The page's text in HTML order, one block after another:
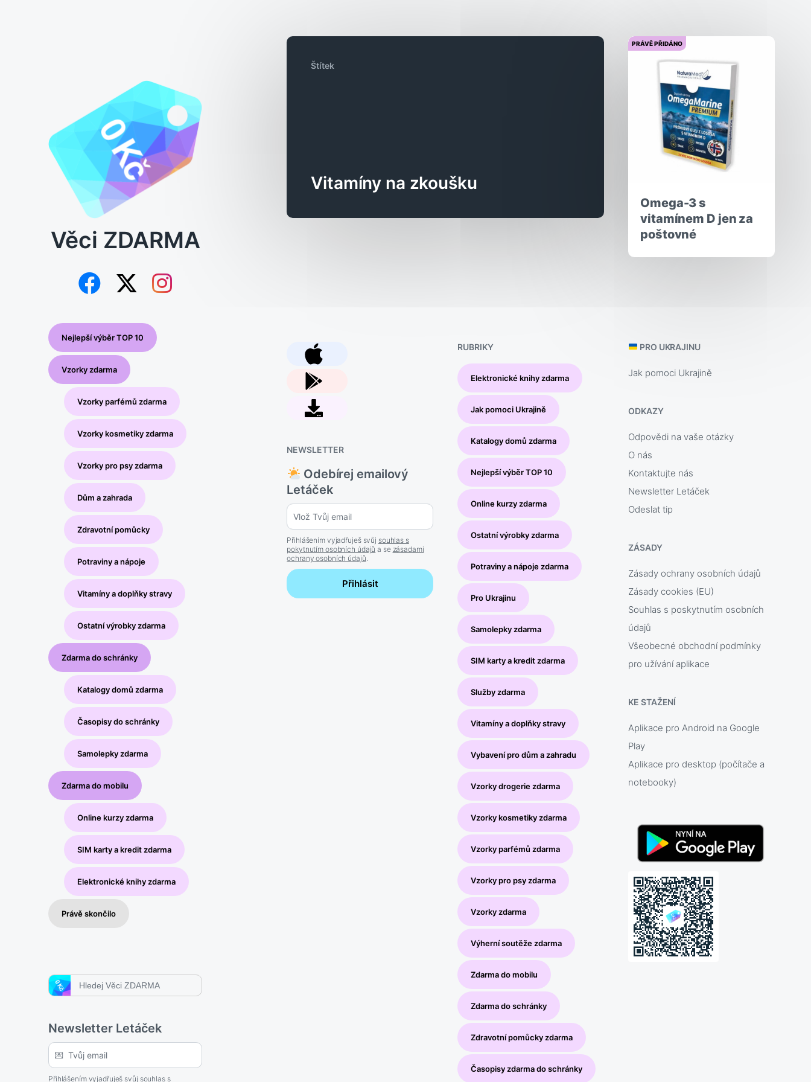
Věci ZDARMA
Nejlepší výběr TOP 10
Vzorky zdarma
Vzorky parfémů zdarma
Vzorky kosmetiky zdarma
Vzorky pro psy zdarma
Dům a zahrada
Zdravotní pomůcky
Potraviny a nápoje
Vitamíny a doplňky stravy
Ostatní výrobky zdarma
Zdarma do schránky
Katalogy domů zdarma
Časopisy do schránky
Samolepky zdarma
Zdarma do mobilu
Online kurzy zdarma
SIM karty a kredit zdarma
Elektronické knihy zdarma
Právě skončilo
Search
for:
Newsletter Letáček
Přihlášením vyjadřuješ svůj souhlas s
Štítek
Vitamíny na zkoušku
PRÁVĚ PŘIDÁNO
Omega-3 s
vitamínem D jen za
poštovné
NEWSLETTER
Odebírej emailový
Letáček
Přihlášením vyjadřuješ svůj souhlas s
pokytnutím osobních údajů a se zásadami
ochrany osobních údajů
Přihlásit
RUBRIKY
Elektronické knihy zdarma
Jak pomoci Ukrajině
Katalogy domů zdarma
Nejlepší výběr TOP 10
Online kurzy zdarma
Ostatní výrobky zdarma
Potraviny a nápoje zdarma
Pro Ukrajinu
Samolepky zdarma
SIM karty a kredit zdarma
Služby zdarma
Vitamíny a doplňky stravy
Vybavení pro dům a zahradu
Vzorky drogerie zdarma
Vzorky kosmetiky zdarma
Vzorky parfémů zdarma
Vzorky pro psy zdarma
Vzorky zdarma
Výherní soutěže zdarma
Zdarma do mobilu
Zdarma do schránky
Zdravotní pomůcky zdarma
Časopisy zdarma do schránky
PRO UKRAJINU
Jak pomoci Ukrajině
ODKAZY
Odpovědi na vaše otázky
O nás
Kontaktujte nás
Newsletter Letáček
Odeslat tip
ZÁSADY
Zásady ochrany osobních údajů
Zásady cookies (EU)
Souhlas s poskytnutím osobních
údajů
Všeobecné obchodní podmínky
pro užívání aplikace
KE STAŽENÍ
Aplikace pro Android na Google
Play
Aplikace pro desktop (počítače a
notebooky)